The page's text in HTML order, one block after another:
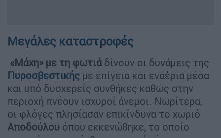
Μεγάλες καταστροφές
«Μάχη» με τη φωτιάδίνουν οι δυνάμεις της
Πυροσβεστικής με επίγεια και εναέρια μέσα
και υπό δυσχερείς συνθήκες καθώς στην
περιοχή πνέουν ισχυροί άνεμοι. Νωρίτερα,
οι φλόγες πλησίασαν επικίνδυνα το χωριό
Αποδούλου όπου εκκενώθηκε, το οποίο